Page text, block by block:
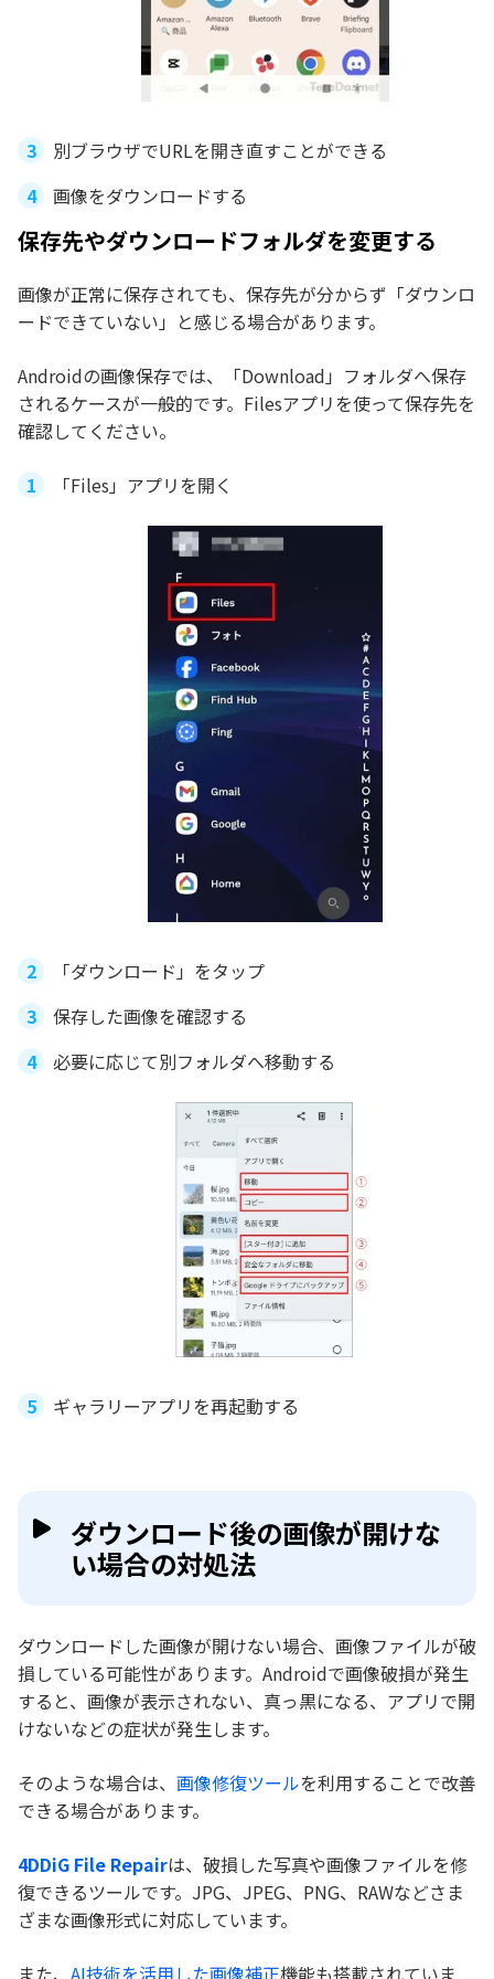
別ブラウザでURLを開き直すことができる
画像をダウンロードする
保存先やダウンロードフォルダを変更する
画像が正常に保存されても、保存先が分からず「ダウンロ
ードできていない」と感じる場合があります。
Androidの画像保存では、「Download」フォルダへ保存
されるケースが一般的です。Filesアプリを使って保存先を
確認してください。
「Files」アプリを開く
「ダウンロード」をタップ
保存した画像を確認する
必要に応じて別フォルダへ移動する
ギャラリーアプリを再起動する
ダウンロード後の画像が開けな
い場合の対処法
ダウンロードした画像が開けない場合、画像ファイルが破
損している可能性があります。Androidで画像破損が発生
すると、画像が表示されない、真っ黒になる、アプリで開
けないなどの症状が発生します。
そのような場合は、 画像修復ツールを利用することで改善
できる場合があります。
4DDiG File Repairは、破損した写真や画像ファイルを修
復できるツールです。JPG、JPEG、PNG、RAWなどさま
ざまな画像形式に対応しています。
また、 AI技術を活用した画像補正機能も搭載されていま